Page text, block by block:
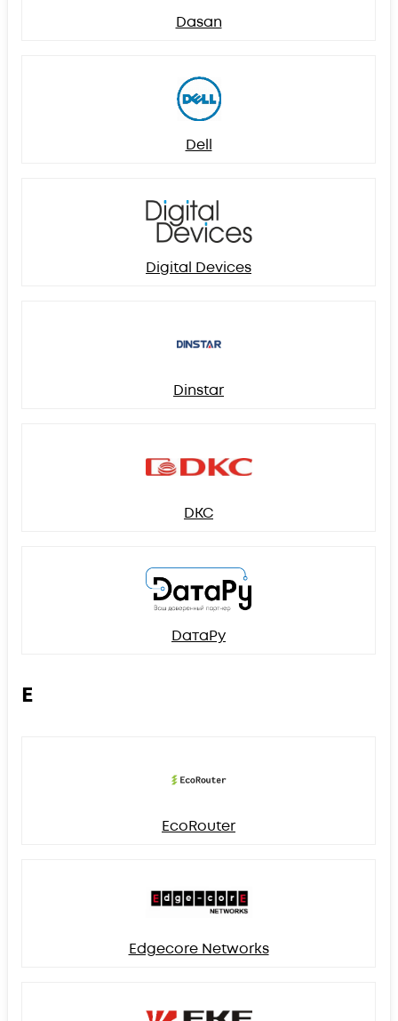
Dasan
Dell
Digital Devices
Dinstar
DKC
DатаРу
E
EcoRouter
Edgecore Networks